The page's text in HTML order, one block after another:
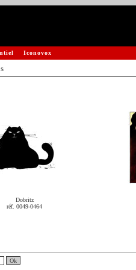
Iconovox
Dobritz
réf. 0049-0464